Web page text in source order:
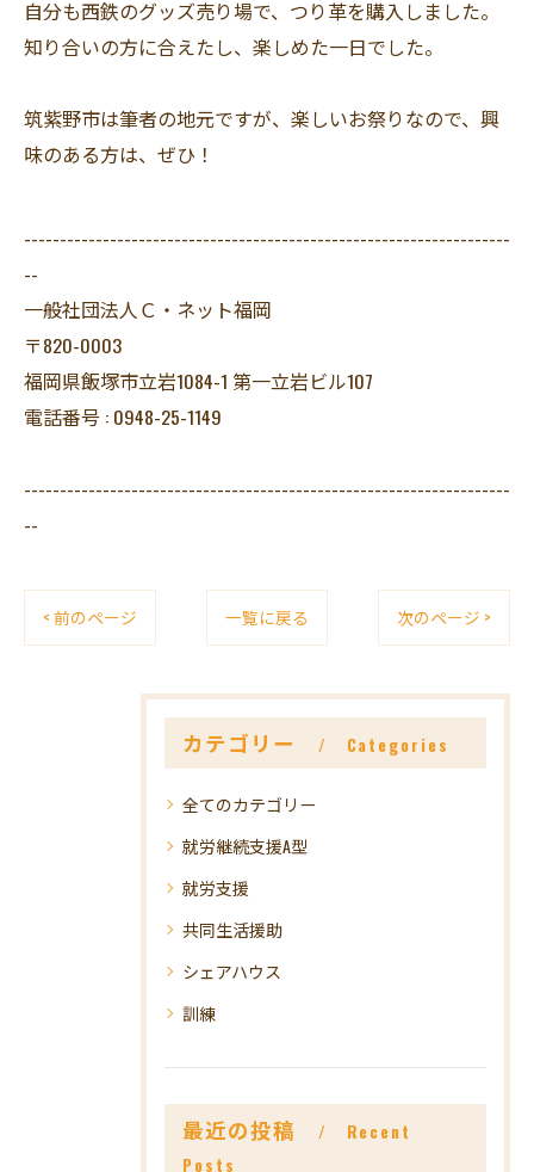
自分も西鉄のグッズ売り場で、つり革を購入しました。
知り合いの方に合えたし、楽しめた一日でした。
筑紫野市は筆者の地元ですが、楽しいお祭りなので、興
味のある方は、ぜひ！
--------------------------------------------------------------------
--
一般社団法人Ｃ・ネット福岡
〒820-0003
福岡県飯塚市立岩1084-1 第一立岩ビル107
電話番号 : 0948-25-1149
--------------------------------------------------------------------
--
< 前のページ 一覧に戻る 次のページ >
カテゴリー Categories
全てのカテゴリー
就労継続支援A型
就労支援
共同生活援助
シェアハウス
訓練
最近の投稿
Recent
Posts